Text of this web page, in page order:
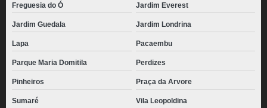
Freguesia do Ó Jardim Everest
Jardim Guedala Jardim Londrina
Lapa Pacaembu
Parque Maria Domitila Perdizes
Pinheiros Praça da Arvore
Sumaré Vila Leopoldina